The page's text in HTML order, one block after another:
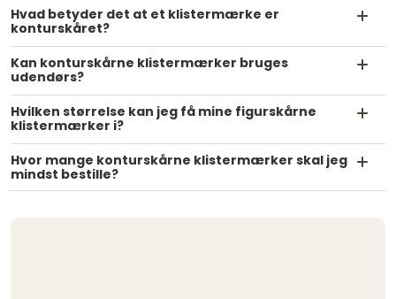
Hvad betyder det at et klistermærke er
konturskåret?
Kan konturskårne klistermærker bruges
udendørs?
Hvilken størrelse kan jeg få mine figurskårne
klistermærker i?
Hvor mange konturskårne klistermærker skal jeg
mindst bestille?